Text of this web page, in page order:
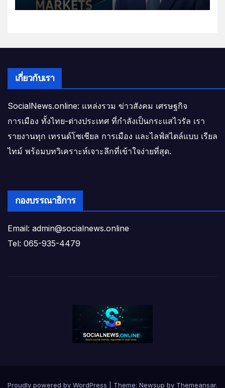
เกี่ยวกับเรา
SocialNews.online: แหล่งรวม ข่าวสังคม เศรษฐกิจ
การเมือง ทั้งไทย-ต่างประเทศ ที่กำลังเป็นกระแสไวรัล เรา
รายงานทุก เทรนด์โซเชียล การเมือง และไลฟ์สไตล์แบบ เรียล
ไทม์ พร้อมบทวิเคราะห์เจาะลึกที่เข้าใจง่ายที่สุด.
กองบรรณาธิการ
Email: admin@socialnews.online
Tel: 065-935-4479
Proudly powered by WordPress Theme: Newsup by Themeansar.